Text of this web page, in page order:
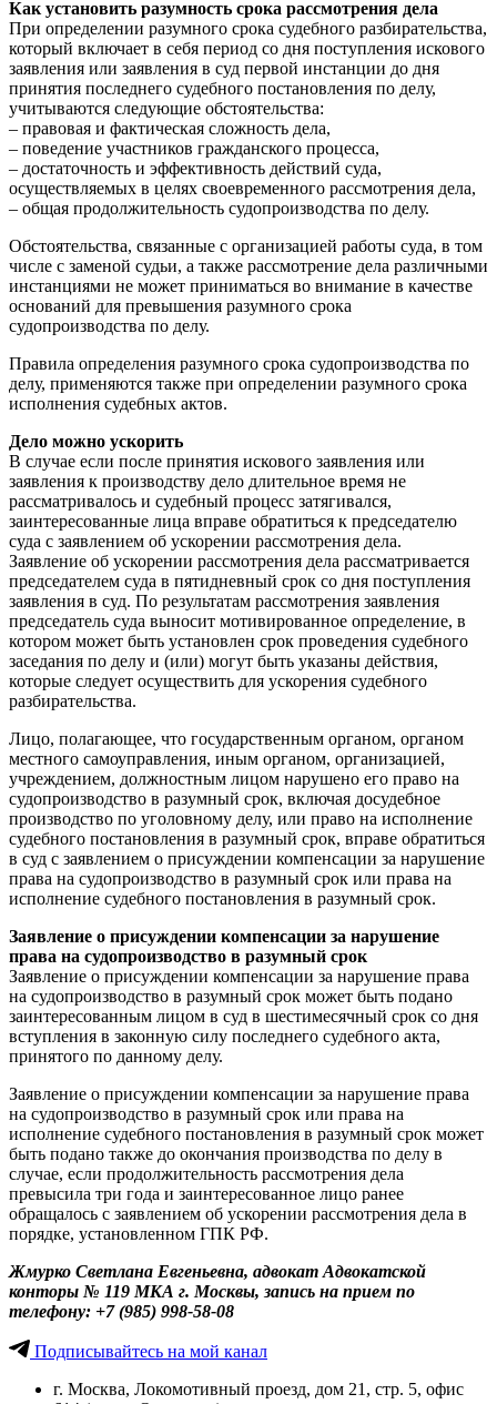
Как установить разумность срока рассмотрения дела
При определении разумного срока судебного разбирательства,
который включает в себя период со дня поступления искового
заявления или заявления в суд первой инстанции до дня
принятия последнего судебного постановления по делу,
учитываются следующие обстоятельства:
– правовая и фактическая сложность дела,
– поведение участников гражданского процесса,
– достаточность и эффективность действий суда,
осуществляемых в целях своевременного рассмотрения дела,
– общая продолжительность судопроизводства по делу.
Обстоятельства, связанные с организацией работы суда, в том
числе с заменой судьи, а также рассмотрение дела различными
инстанциями не может приниматься во внимание в качестве
оснований для превышения разумного срока
судопроизводства по делу.
Правила определения разумного срока судопроизводства по
делу, применяются также при определении разумного срока
исполнения судебных актов.
Дело можно ускорить
В случае если после принятия искового заявления или
заявления к производству дело длительное время не
рассматривалось и судебный процесс затягивался,
заинтересованные лица вправе обратиться к председателю
суда с заявлением об ускорении рассмотрения дела.
Заявление об ускорении рассмотрения дела рассматривается
председателем суда в пятидневный срок со дня поступления
заявления в суд. По результатам рассмотрения заявления
председатель суда выносит мотивированное определение, в
котором может быть установлен срок проведения судебного
заседания по делу и (или) могут быть указаны действия,
которые следует осуществить для ускорения судебного
разбирательства.
Лицо, полагающее, что государственным органом, органом
местного самоуправления, иным органом, организацией,
учреждением, должностным лицом нарушено его право на
судопроизводство в разумный срок, включая досудебное
производство по уголовному делу, или право на исполнение
судебного постановления в разумный срок, вправе обратиться
в суд с заявлением о присуждении компенсации за нарушение
права на судопроизводство в разумный срок или права на
исполнение судебного постановления в разумный срок.
Заявление о присуждении компенсации за нарушение
права на судопроизводство в разумный срок
Заявление о присуждении компенсации за нарушение права
на судопроизводство в разумный срок может быть подано
заинтересованным лицом в суд в шестимесячный срок со дня
вступления в законную силу последнего судебного акта,
принятого по данному делу.
Заявление о присуждении компенсации за нарушение права
на судопроизводство в разумный срок или права на
исполнение судебного постановления в разумный срок может
быть подано также до окончания производства по делу в
случае, если продолжительность рассмотрения дела
превысила три года и заинтересованное лицо ранее
обращалось с заявлением об ускорении рассмотрения дела в
порядке, установленном ГПК РФ.
Жмурко Светлана Евгеньевна, адвокат Адвокатской
конторы № 119 МКА г. Москвы, запись на прием по
телефону: +7 (985) 998-58-08
Подписывайтесь на мой канал
г. Москва, Локомотивный проезд, дом 21, стр. 5, офис